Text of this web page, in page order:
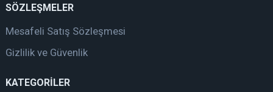
SÖZLEŞMELER
Mesafeli Satış Sözleşmesi
Gizlilik ve Güvenlik
KATEGORİLER